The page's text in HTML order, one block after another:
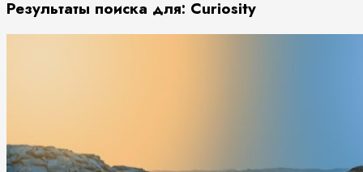
Результаты поиска для: Curiosity